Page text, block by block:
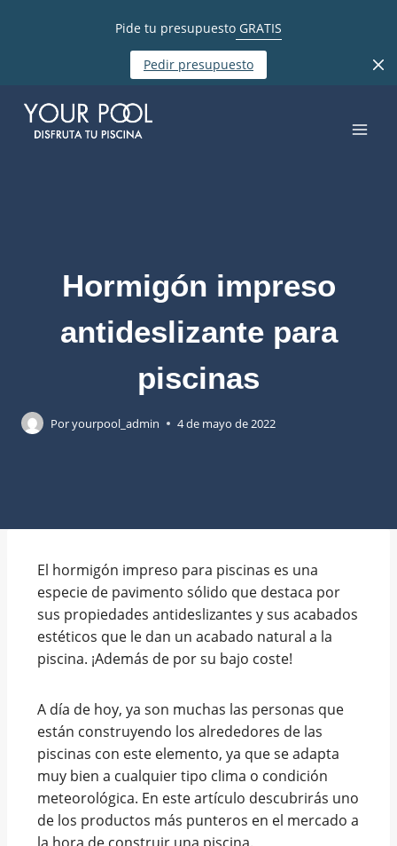
Pide tu presupuesto GRATIS
Pedir presupuesto
Hormigón impreso
antideslizante para
piscinas
Poryourpool_admin 4 de mayo de 2022
El hormigón impreso para piscinas es una
especie de pavimento sólido que destaca por
sus propiedades antideslizantes y sus acabados
estéticos que le dan un acabado natural a la
piscina. ¡Además de por su bajo coste!
A día de hoy, ya son muchas las personas que
están construyendo los alrededores de las
piscinas con este elemento, ya que se adapta
muy bien a cualquier tipo clima o condición
meteorológica. En este artículo descubrirás uno
de los productos más punteros en el mercado a